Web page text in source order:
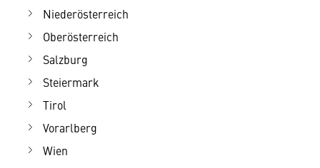
Niederösterreich
Oberösterreich
Salzburg
Steiermark
Tirol
Vorarlberg
Wien